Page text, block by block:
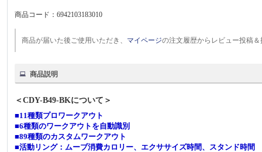
商品コード：6942103183010
商品が届いた後ご使用いただき、 マイページの注文履歴からレビュー投稿
商品説明
＜CDY-B49-BKについて＞
■11種類プロワークアウト
■6種類のワークアウトを自動識別
■89種類のカスタムワークアウト
■活動リング：ムーブ消費カロリー、エクササイズ時間、スタンド時間